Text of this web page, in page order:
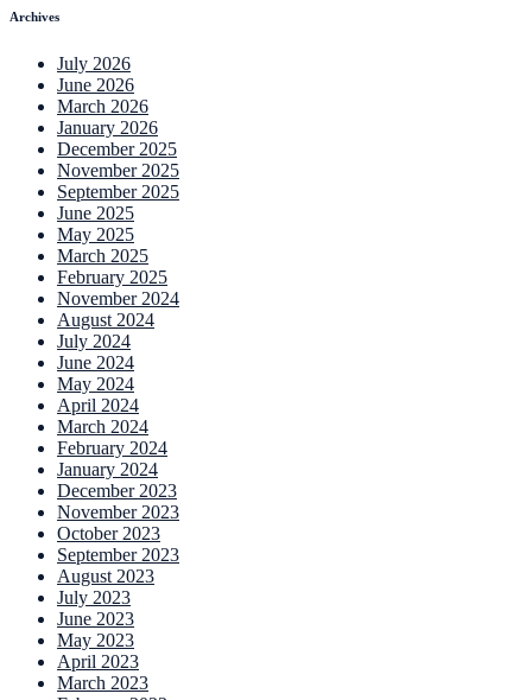
Archives
July 2026
June 2026
March 2026
January 2026
December 2025
November 2025
September 2025
June 2025
May 2025
March 2025
February 2025
November 2024
August 2024
July 2024
June 2024
May 2024
April 2024
March 2024
February 2024
January 2024
December 2023
November 2023
October 2023
September 2023
August 2023
July 2023
June 2023
May 2023
April 2023
March 2023